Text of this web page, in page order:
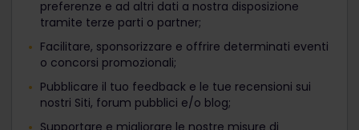
preferenze e ad altri dati a nostra disposizione
tramite terze parti o partner;
Facilitare, sponsorizzare e offrire determinati eventi
o concorsi promozionali;
Pubblicare il tuo feedback e le tue recensioni sui
nostri Siti, forum pubblici e/o blog;
Supportare e migliorare le nostre misure di